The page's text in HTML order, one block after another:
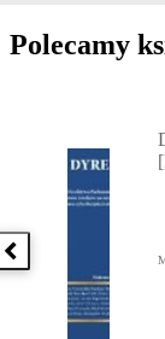
Polecamy
Poprzednia książka